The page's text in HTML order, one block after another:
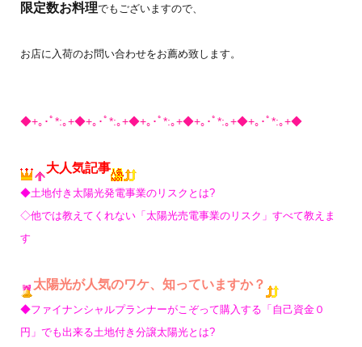
限定数お料理でもございますので、
お店に入荷のお問い合わせをお薦め致します。
◆+｡･ﾟ*:｡+◆+｡･ﾟ*:｡+◆+｡･ﾟ*:｡+◆+｡･ﾟ*:｡+◆+｡･ﾟ*:｡+◆
大人気記事
◆土地付き太陽光発電事業のリスクとは?
◇他では教えてくれない「太陽光売電事業のリスク」すべて教えま
す
太陽光が人気のワケ、知っていますか？
◆ファイナンシャルプランナーがこぞって購入する「自己資金０
円」でも出来る土地付き分譲太陽光とは?